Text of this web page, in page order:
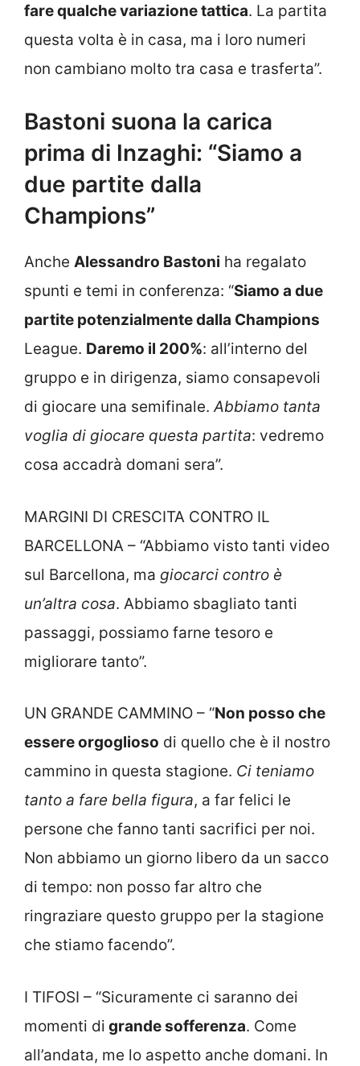
fare qualche variazione tattica. La partita
questa volta è in casa, ma i loro numeri
non cambiano molto tra casa e trasferta”.
Bastoni suona la carica
prima di Inzaghi: “Siamo a
due partite dalla
Champions”
Anche Alessandro Bastoni ha regalato
spunti e temi in conferenza: “Siamo a due
partite potenzialmente dalla Champions
League. Daremo il 200%: all’interno del
gruppo e in dirigenza, siamo consapevoli
di giocare una semifinale.Abbiamo tanta
voglia di giocare questa partita: vedremo
cosa accadrà domani sera”.
MARGINI DI CRESCITA CONTRO IL
BARCELLONA – “Abbiamo visto tanti video
sul Barcellona, ma giocarci contro è
un’altra cosa. Abbiamo sbagliato tanti
passaggi, possiamo farne tesoro e
migliorare tanto”.
UN GRANDE CAMMINO – “Non posso che
essere orgoglioso di quello che è il nostro
cammino in questa stagione. Ci teniamo
tanto a fare bella figura, a far felici le
persone che fanno tanti sacrifici per noi.
Non abbiamo un giorno libero da un sacco
di tempo: non posso far altro che
ringraziare questo gruppo per la stagione
che stiamo facendo”.
I TIFOSI – “Sicuramente ci saranno dei
momenti di grande sofferenza. Come
all’andata, me lo aspetto anche domani. In